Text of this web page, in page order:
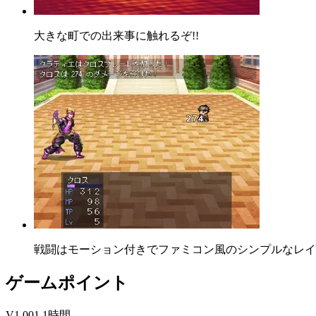
大きな町での出来事に触れるぞ!!
戦闘はモーション付きでファミコン風のシンプルなレ
ゲームポイント